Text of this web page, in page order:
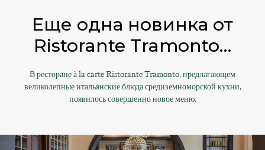
Еще одна новинка от
Ristorante Tramonto…
В ресторане à la carte Ristorante Tramonto, предлагающем
великолепные итальянские блюда средиземноморской кухни,
появилось совершенно новое меню.